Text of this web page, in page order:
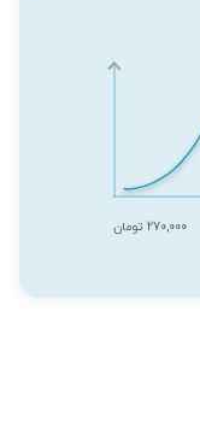
270,000 تومان